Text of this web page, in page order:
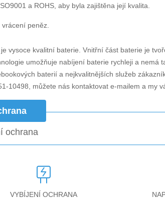
a ROHS, aby byla zajištěna její kvalita.
peněz.
je vysoce kvalitní baterie. Vnitřní část baterie je
umožňuje nabíjení baterie rychleji a nemá
baterií a nejkvalitnějších služeb
10498 , můžete nás kontaktovat e-mailem a my
ochrana
VYBÍJENÍ OCHRANA